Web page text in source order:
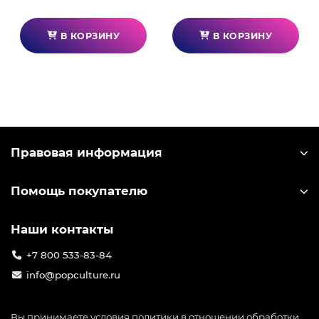
В КОРЗИНУ В КОРЗИНУ
Правовая информация
Помощь покупателю
Наши контакты
+7 800 533-83-84
info@popculture.ru